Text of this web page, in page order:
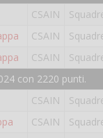
CSAIN
CSAIN
CSAIN
con 2220 punti.
CSAIN
CSAIN